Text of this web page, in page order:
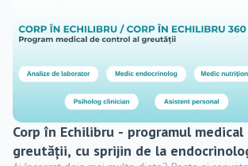
Corp în Echilibru - programul
greutății, cu sprijin de la